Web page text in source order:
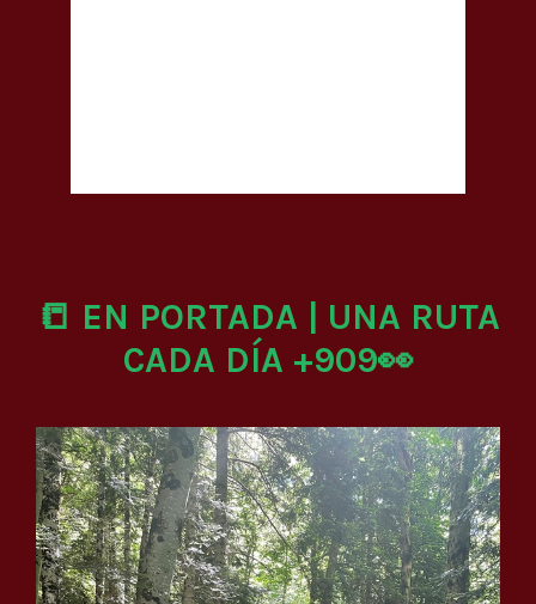
📒 EN PORTADA | UNA RUTA
CADA DÍA +909👀